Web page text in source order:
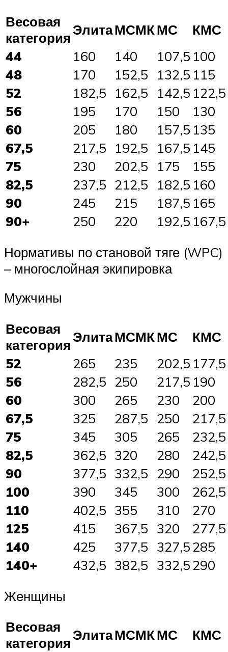
Весовая
категорияЭлитаМСМКМС
КМС
44
160 140 107,5 100
48
170 152,5 132,5 115
52
182,5 162,5 142,5 122,5
56
195 170 150
130
60
205 180 157,5 135
67,5
217,5 192,5 167,5 145
75
230 202,5 175
155
82,5
237,5 212,5 182,5 160
90
245 215 187,5 165
90+
250 220 192,5 167,5
Нормативы по становой тяге (WPC)
– многослойная экипировка
Мужчины
Весовая
категорияЭлитаМСМКМС
КМС
52
265 235 202,5 177,5
56
282,5 250 217,5 190
60
300 265 230
200
67,5
325 287,5 250
217,5
75
345 305 265
232,5
82,5
362,5 320 280
242,5
90
377,5 332,5 290
252,5
100
390 345 300
262,5
110
402,5 355 310
270
125
415 367,5 320
277,5
140
425 377,5 327,5285
140+
432,5 382,5 332,5290
Женщины
Весовая
категорияЭлитаМСМКМС
КМС